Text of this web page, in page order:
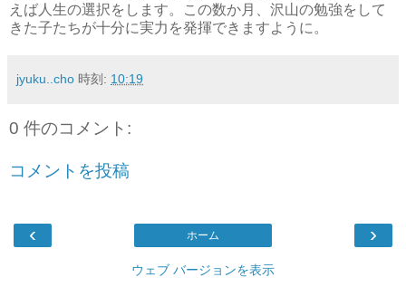
えば人生の選択をします。この数か月、沢山の勉強をして
きた子たちが十分に実力を発揮できますように。
jyuku..cho 時刻: 10:19
0 件のコメント:
コメントを投稿
‹ ›
ホーム
ウェブ バージョンを表示